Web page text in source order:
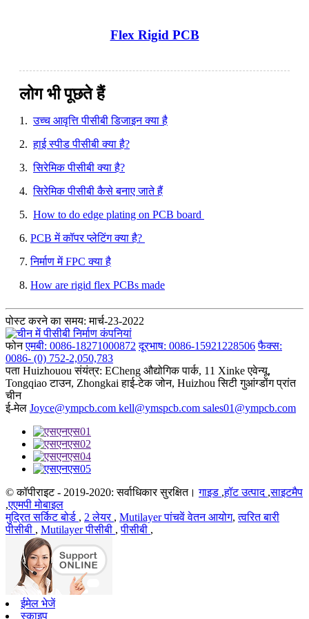
Flex Rigid PCB
लोग भी पूछते हैं
1.उच्च आवृत्ति पीसीबी डिजाइन क्या है
2.हाई स्पीड पीसीबी क्या है?
3.सिरेमिक पीसीबी क्या है?
4.सिरेमिक पीसीबी कैसे बनाए जाते हैं
5. How to do edge plating on PCB board
6. PCB में कॉपर प्लेटिंग क्या है?
7.निर्माण में FPC क्या है
8. How are rigid flex PCBs made
पोस्ट करने का समय: मार्च-23-2022
फोनएमबी: 0086-18271000872 दूरभाष: 0086-15921228506 फैक्स:
0086- (0) 752-2,050,783
पता Huizhouou संयंत्र: ECheng औद्योगिक पार्क, 11 Xinke एवेन्यू,
Tongqiao टाउन, Zhongkai हाई-टेक जोन, Huizhou सिटी गुआंग्डोंग प्रांत
चीन
ई-मेल Joyce@ympcb.com kell@ymspcb.com sales01@ympcb.com
© कॉपीराइट - 2019-2020: सर्वाधिकार सुरक्षित।गाइड ,हॉट उत्पाद ,साइटमैप
,एएमपी मोबाइल
मुद्रित सर्किट बोर्ड , 2 लेयर , Mutilayer पांचवें वेतन आयोग,त्वरित बारी
पीसीबी , Mutilayer पीसीबी ,पीसीबी ,
ईमेल भेजें
स्काइप